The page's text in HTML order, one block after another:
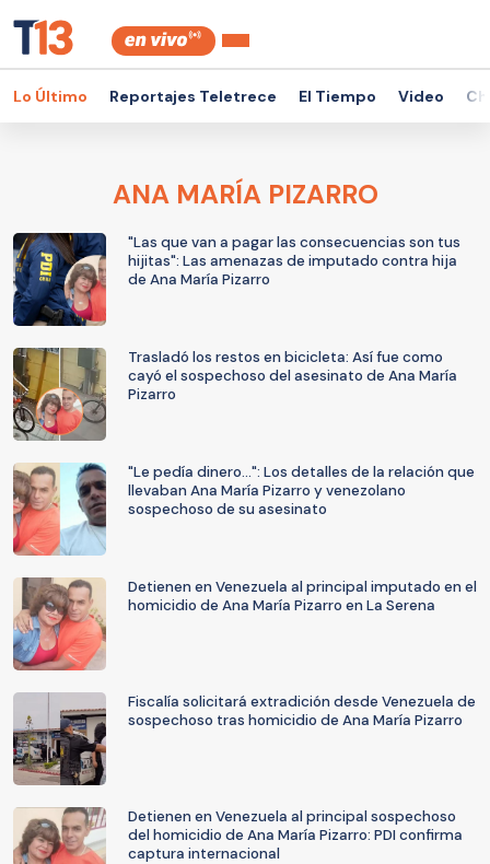
Lo Último Reportajes Teletrece El Tiempo Video
ANA MARÍA PIZARRO
"Las que van a pagar las consecuencias son tus
hijitas": Las amenazas de imputado contra hija
de Ana María Pizarro
Trasladó los restos en bicicleta: Así fue como
cayó el sospechoso del asesinato de Ana María
Pizarro
"Le pedía dinero...": Los detalles de la relación que
llevaban Ana María Pizarro y venezolano
sospechoso de su asesinato
Detienen en Venezuela al principal imputado en el
homicidio de Ana María Pizarro en La Serena
Fiscalía solicitará extradición desde Venezuela de
sospechoso tras homicidio de Ana María Pizarro
Detienen en Venezuela al principal sospechoso
del homicidio de Ana María Pizarro: PDI confirma
captura internacional